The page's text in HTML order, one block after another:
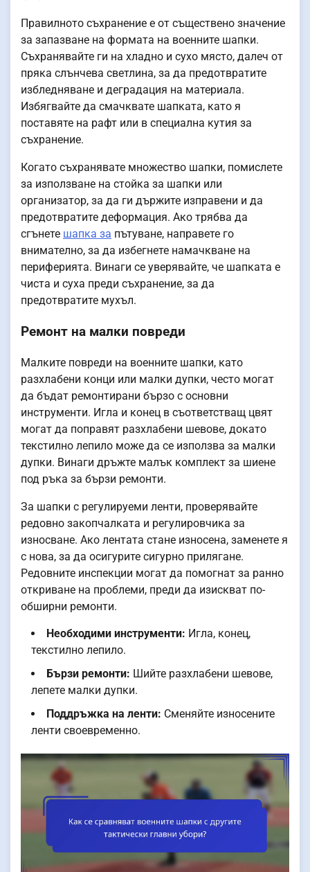
Правилното съхранение е от съществено значение
за запазване на формата на военните шапки.
Съхранявайте ги на хладно и сухо място, далеч от
пряка слънчева светлина, за да предотвратите
избледняване и деградация на материала.
Избягвайте да смачквате шапката, като я
поставяте на рафт или в специална кутия за
съхранение.
Когато съхранявате множество шапки, помислете
за използване на стойка за шапки или
организатор, за да ги държите изправени и да
предотвратите деформация. Ако трябва да
сгънете шапка за пътуване, направете го
внимателно, за да избегнете намачкване на
периферията. Винаги се уверявайте, че шапката е
чиста и суха преди съхранение, за да
предотвратите мухъл.
Ремонт на малки повреди
Малките повреди на военните шапки, като
разхлабени конци или малки дупки, често могат
да бъдат ремонтирани бързо с основни
инструменти. Игла и конец в съответстващ цвят
могат да поправят разхлабени шевове, докато
текстилно лепило може да се използва за малки
дупки. Винаги дръжте малък комплект за шиене
под ръка за бързи ремонти.
За шапки с регулируеми ленти, проверявайте
редовно закопчалката и регулировчика за
износване. Ако лентата стане износена, заменете я
с нова, за да осигурите сигурно прилягане.
Редовните инспекции могат да помогнат за ранно
откриване на проблеми, преди да изискват по-
обширни ремонти.
Необходими инструменти: Игла, конец,
текстилно лепило.
Бързи ремонти: Шийте разхлабени шевове,
лепете малки дупки.
Поддръжка на ленти: Сменяйте износените
ленти своевременно.